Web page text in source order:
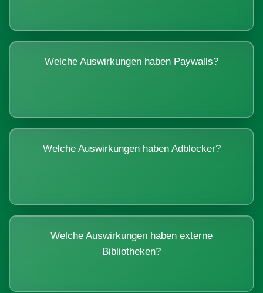
Welche Auswirkungen haben Paywalls?
Welche Auswirkungen haben Adblocker?
Welche Auswirkungen haben externe
Bibliotheken?